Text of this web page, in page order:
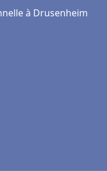
à Drusenheim